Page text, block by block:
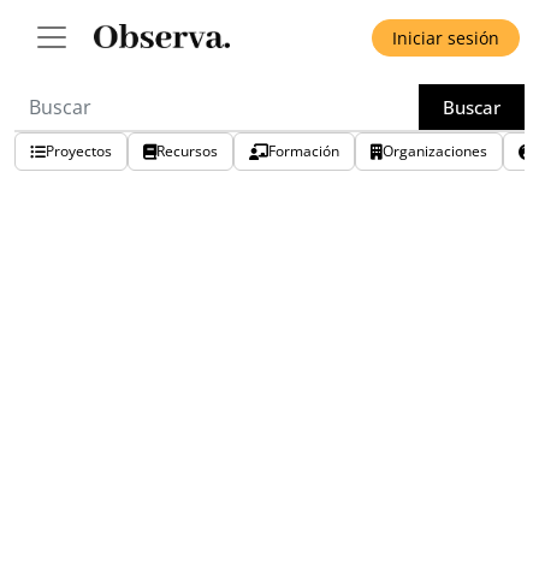
Iniciar sesión
Buscar
Proyectos Recursos Formación Organizaciones